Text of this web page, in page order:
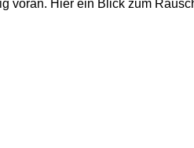
voran. Hier ein Blick zum